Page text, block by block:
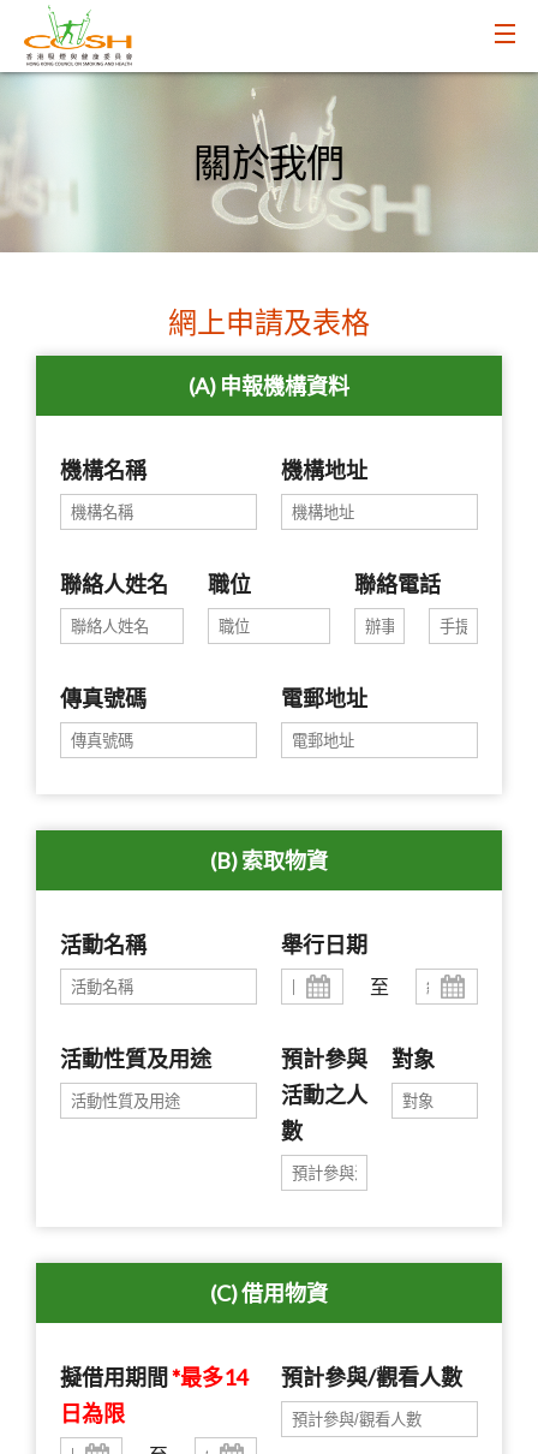
關於我們
網上申請及表格
(A) 申報機構資料
機構名稱 機構地址
聯絡人姓名 職位 聯絡電話
傳真號碼 電郵地址
(B) 索取物資
活動名稱 舉行日期
至
活動性質及用途
預計參與
活動之人
數
對象
(C) 借用物資
擬借用期間 *最多14
日為限
預計參與/觀看人數